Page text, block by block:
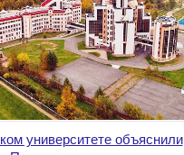
университете объяснили